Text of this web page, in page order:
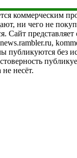
коммерческим
ни чего не
Сайт представляет
публикуются без
несёт.